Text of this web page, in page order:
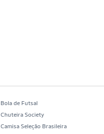
Bola de Futsal
Chuteira Society
Camisa Seleção Brasileira